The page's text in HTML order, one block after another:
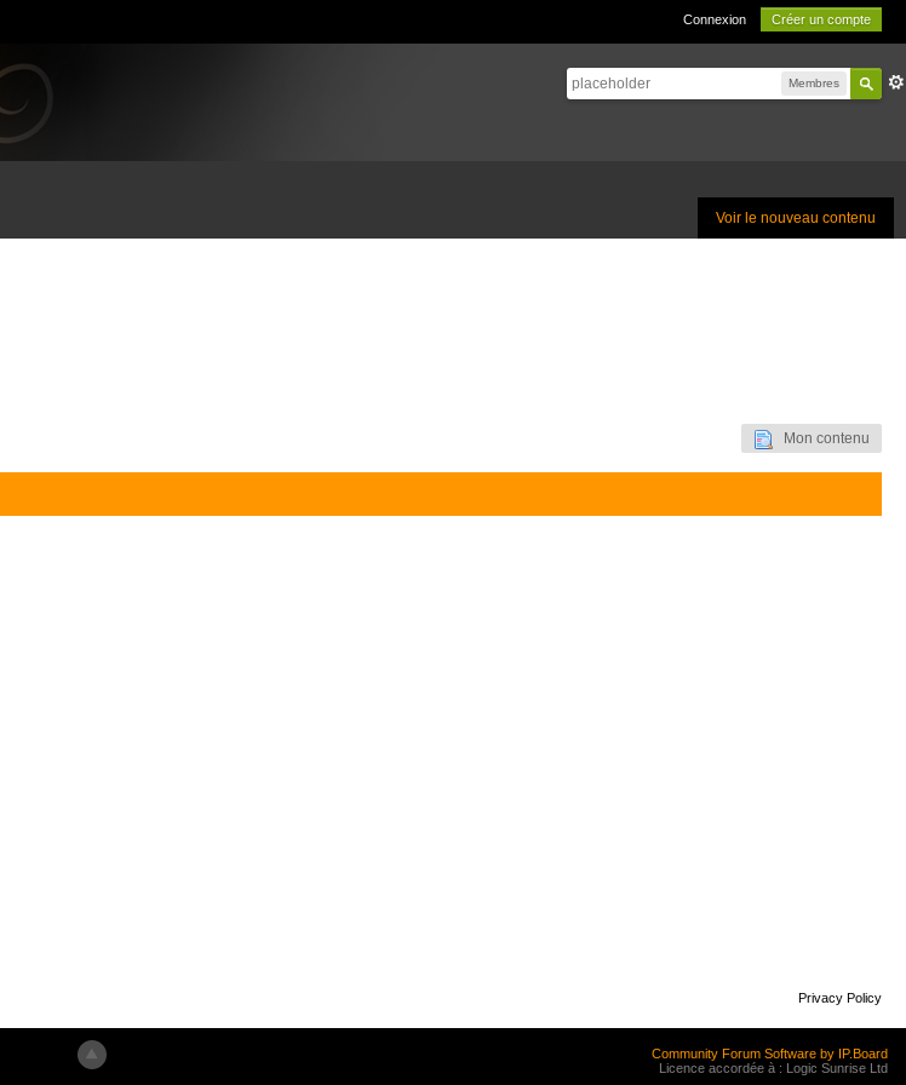
Connexion Créer un compte
Membres
Voir le nouveau contenu
Mon contenu
Privacy Policy
Community Forum Software by IP.Board
Licence accordée à : Logic Sunrise Ltd